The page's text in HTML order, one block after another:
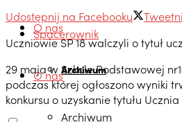
O nas
Archiwum
Spacerownik
O nas
Archiwum
Udostępnij na Facebooku
Uczniowie SP 18 walczyli o tytuł
29 maja w Szkole Podstawowej
podczas której ogłoszono wyniki
konkursu o uzyskanie tytułu Ucznia